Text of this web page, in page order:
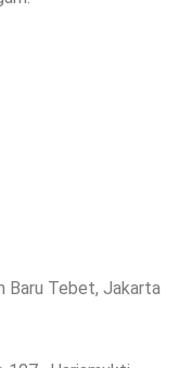
Baru Tebet, Jakarta